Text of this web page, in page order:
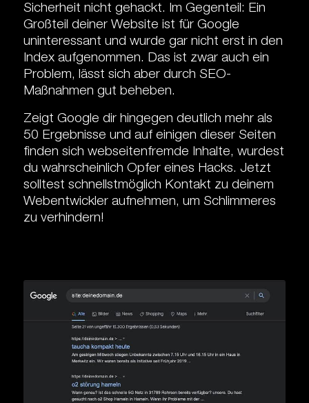
Sicherheit nicht gehackt. Im Gegenteil: Ein
Großteil deiner Website ist für Google
uninteressant und wurde gar nicht erst in den
Index aufgenommen. Das ist zwar auch ein
Problem, lässt sich aber durch SEO-
Maßnahmen gut beheben.
Zeigt Google dir hingegen deutlich mehr als
50 Ergebnisse und auf einigen dieser Seiten
finden sich webseitenfremde Inhalte, wurdest
du wahrscheinlich Opfer eines Hacks. Jetzt
solltest schnellstmöglich Kontakt zu deinem
Webentwickler aufnehmen, um Schlimmeres
zu verhindern!